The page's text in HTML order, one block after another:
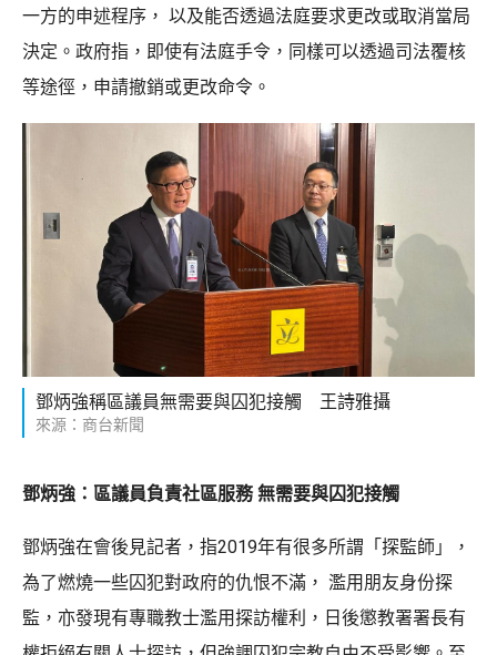
一方的申述程序， 以及能否透過法庭要求更改或取消當局
決定。政府指，即使有法庭手令，同樣可以透過司法覆核
等途徑，申請撤銷或更改命令。
鄧炳強稱區議員無需要與囚犯接觸 王詩雅攝
來源：商台新聞
鄧炳強：區議員負責社區服務 無需要與囚犯接觸
鄧炳強在會後見記者，指2019年有很多所謂「探監師」，
為了燃燒一些囚犯對政府的仇恨不滿， 濫用朋友身份探
監，亦發現有專職教士濫用探訪權利，日後懲教署署長有